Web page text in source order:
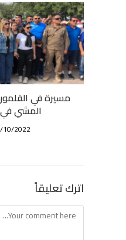
مسيرة في
المشي في
10/2022
اترك تعليقاً